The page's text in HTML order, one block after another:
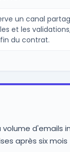
un canal
et les
du contrat.
volume d'emails
après six mois